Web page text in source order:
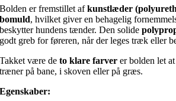
Bolden er fremstillet afkunstlæder
bomuld, hvilket giver en behagelig
beskytter hundens tænder. Den solide
godt greb for føreren, når der leges træk eller
Takket være deto klare farver er bolden let
træner på bane, i skoven eller på græs.
Egenskaber: